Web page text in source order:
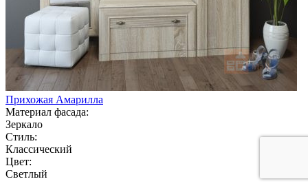
Прихожая Амарилла
Материал фасада:
Зеркало
Стиль:
Классический
Цвет:
Светлый